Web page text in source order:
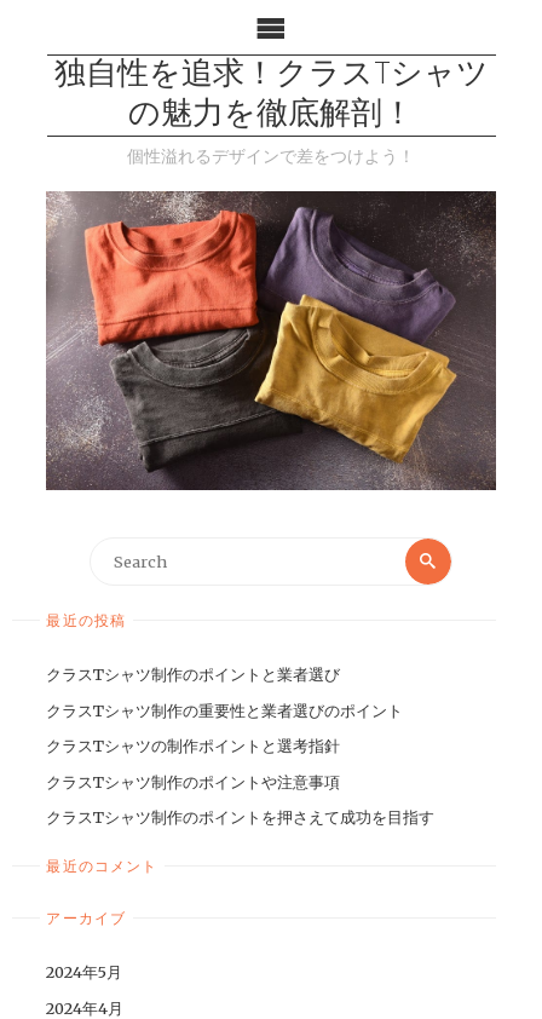
独自性を追求！クラスTシャツ
の魅力を徹底解剖！
個性溢れるデザインで差をつけよう！
最近の投稿
クラスTシャツ制作のポイントと業者選び
クラスTシャツ制作の重要性と業者選びのポイント
クラスTシャツの制作ポイントと選考指針
クラスTシャツ制作のポイントや注意事項
クラスTシャツ制作のポイントを押さえて成功を目指す
最近のコメント
アーカイブ
2024年5月
2024年4月